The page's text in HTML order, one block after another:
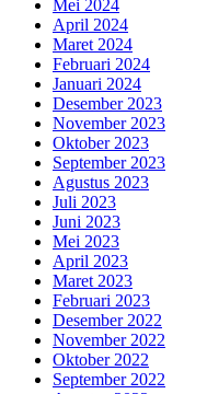
Mei 2024
April 2024
Maret 2024
Februari 2024
Januari 2024
Desember 2023
November 2023
Oktober 2023
September 2023
Agustus 2023
Juli 2023
Juni 2023
Mei 2023
April 2023
Maret 2023
Februari 2023
Desember 2022
November 2022
Oktober 2022
September 2022